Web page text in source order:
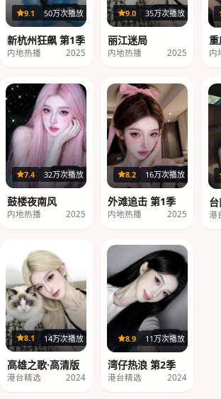
24集
9.1 50万次播放
新杭州狂飙 第1季
内地热播 2025
32集
9.0 35万次播放
丽江迷局
内地热播 2025 内
36集
7.4 32万次播放
鼓楼夜南风
内地热播 2025
29集
8.2 16万次播放
外滩追击 第1季
内地热播 2025 港
96分钟
8.1 14万次播放
高雄之歌·高清版
港台精选 2024
20集
8.9 11万次播放
湾仔热浪 第2季
港台精选 2024